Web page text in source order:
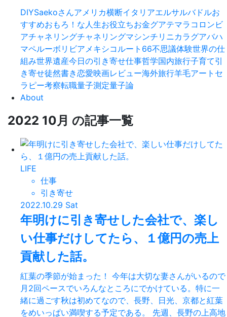
DIYSaekoさんアメリカ横断イタリアエルサルバドルお
すすめおもろ！な人生お役立ちお金グアテマラ コロンビ
アチャネリングチャネリングマシンチリ ニカラグアバハ
マペルーボリビア メキシコ ルート66不思議体験世界の仕
組み世界遺産今日の引き寄せ仕事哲学国内旅行子育て引
き寄せ徒然書き恋愛映画レビュー海外旅行羊毛アートセ
ラピー考察転職量子測定量子論
About
2022 10月 の記事一覧
LIFE
仕事
引き寄せ
2022.10.29 Sat
年明けに引き寄せした会社で、楽し
い仕事だけしてたら、１億円の売上
貢献した話。
紅葉の季節が始まった！ 今年は大切な妻さんがいるので
月2回ペースでいろんなところにでかけている。特に一
緒に過ごす秋は初めてなので、長野、日光、京都と紅葉
をめいっぱい満喫する予定である。 先週、長野の上高地